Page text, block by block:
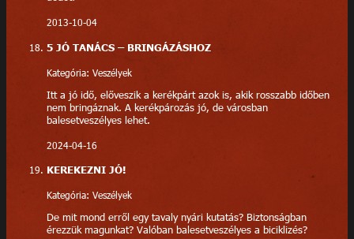
2013-10-04
5 JÓ TANÁCS – BRINGÁZÁSHOZ
Kategória: Veszélyek
Itt a jó idő, előveszik a kerékpárt azok is, akik rosszabb időben
nem bringáznak. A kerékpározás jó, de városban
balesetveszélyes lehet.
2024-04-16
KEREKEZNI JÓ!
Kategória: Veszélyek
De mit mond erről egy tavaly nyári kutatás? Biztonságban
érezzük magunkat? Valóban balesetveszélyes a biciklizés?